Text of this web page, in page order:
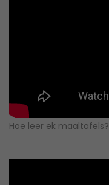
Hoe leer ek maaltafels?